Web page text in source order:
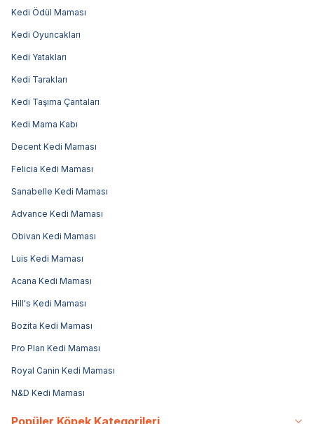
Kedi Ödül Maması
Kedi Oyuncakları
Kedi Yatakları
Kedi Tarakları
Kedi Taşıma Çantaları
Kedi Mama Kabı
Decent Kedi Maması
Felicia Kedi Maması
Sanabelle Kedi Maması
Advance Kedi Maması
Obivan Kedi Maması
Luis Kedi Maması
Acana Kedi Maması
Hill's Kedi Maması
Bozita Kedi Maması
Pro Plan Kedi Maması
Royal Canin Kedi Maması
N&D Kedi Maması
Popüler Köpek Kategorileri